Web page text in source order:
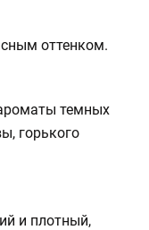
оттенком.
темных
горького
и плотный,